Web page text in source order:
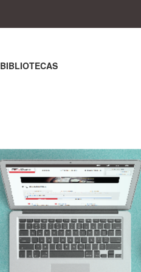
BIBLIOTECAS